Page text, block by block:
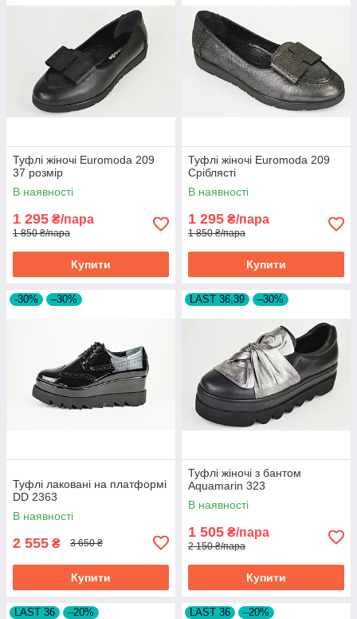
Туфлі жіночі Euromoda 209
37 розмір
В наявності
1 295 ₴/пара
1 850 ₴/пара
Купити
Туфлі жіночі Euromoda 209
Сріблясті
В наявності
1 295 ₴/пара
1 850 ₴/пара
Купити
-30% –30%
Туфлі лаковані на платформі
DD 2363
В наявності
2 555 ₴ 3 650 ₴
Купити
LAST 36,39 –30%
Туфлі жіночі з бантом
Aquamarin 323
В наявності
1 505 ₴/пара
2 150 ₴/пара
Купити
LAST 36 –20% LAST 36 –20%